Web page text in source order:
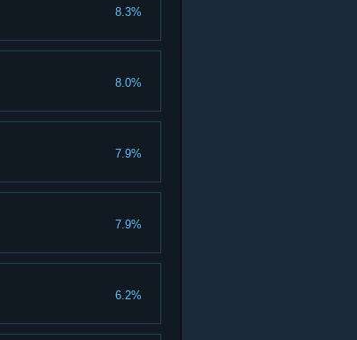
8.3%
8.0%
7.9%
7.9%
6.2%